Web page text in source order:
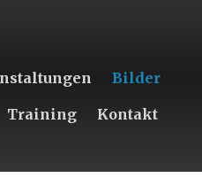
Bilder
Training Kontakt